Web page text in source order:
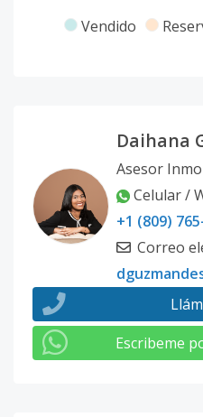
ROOM
Código1354
Vendido
Daihana
Asesor
Celular /
+1 (809)
Correo
Escribeme